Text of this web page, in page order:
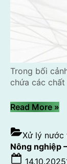
Trong bối
chứa các
Read More“Xử
nước
thải
»
Xử lý nước
Nông nghiệp
Posted
14.10.2025